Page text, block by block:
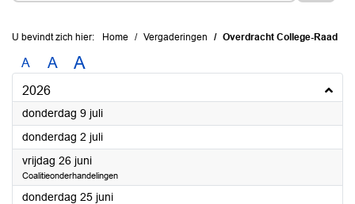
U bevindt zich hier: Home Vergaderingen Overdracht College-Raad
A A A
2026
donderdag 9 juli2026
donderdag 2 juli2026
vrijdag 26 juni2026
Coalitieonderhandelingen
donderdag 25 juni2026